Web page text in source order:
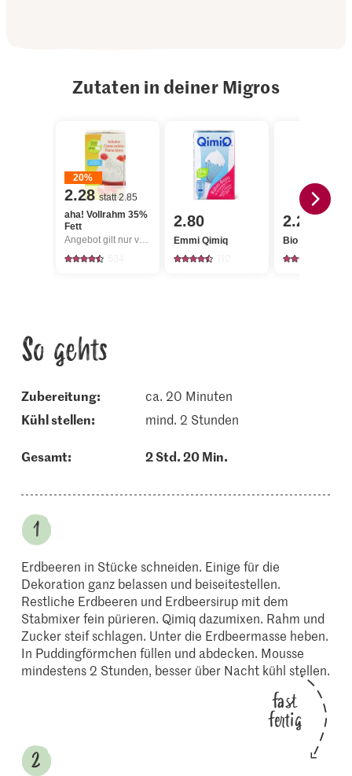
Zutaten in deiner Migros
20%
2.28 statt 2.85
aha! Vollrahm 35%
Fett
Angebot gilt nur vom 6.8. bis 12.8.2026, solange Vorrat.
2.80
Emmi Qimiq
2.20
Bio Thymian
So gehts
Zubereitung:
ca. 20 Minuten
kühl stellen:
mind. 2 Stunden
Gesamt: 2 Std. 20 Min.
Erdbeeren in Stücke schneiden. Einige für die
Dekoration ganz belassen und beiseitestellen.
Restliche Erdbeeren und Erdbeersirup mit dem
Stabmixer fein pürieren. Qimiq dazumixen. Rahm und
Zucker steif schlagen. Unter die Erdbeermasse heben.
In Puddingförmchen füllen und abdecken. Mousse
mindestens 2 Stunden, besser über Nacht kühl stellen.
fast
fertig